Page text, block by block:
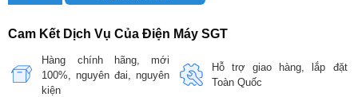
Cam Kết Dịch Vụ Của Điện Máy SGT
Hàng chính hãng, mới
100%, nguyên đai, nguyên
kiện
Hỗ trợ giao hàng, lắp đặt
Toàn Quốc